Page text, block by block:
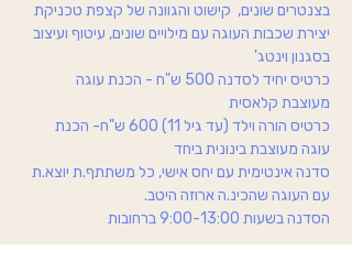
בצנטרים שונים,  קישוט והגוונה של קצפת טכניקת
יצירת שכבות העוגה עם מילויים שונים, עיטוף ועיצוב
בסגנון וינטג'
כרטיס יחיד לסדנה 500 ש"ח - הכנת עוגה
מעוצבת קלאסית
כרטיס הורה וילד (עד גיל 11) 600 ש"ח- הכנת
עוגה מעוצבת בינונית ביחד
סדנה אינטימית עם יחס אישי, כל משתתף.ת יוצא.ת
עם העוגה שהכינ.ה ארוזה היטב.
הסדנה בשעות 9:00-13:00 ברחובות